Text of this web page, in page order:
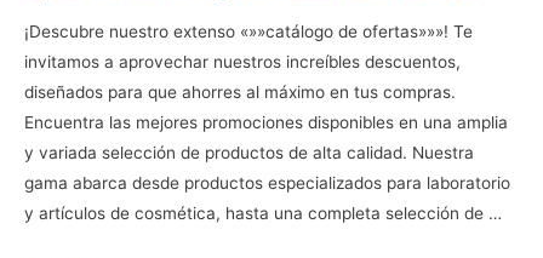
¡Descubre nuestro extenso «»»catálogo de ofertas»»»! Te
invitamos a aprovechar nuestros increíbles descuentos,
diseñados para que ahorres al máximo en tus compras.
Encuentra las mejores promociones disponibles en una amplia
y variada selección de productos de alta calidad. Nuestra
gama abarca desde productos especializados para laboratorio
y artículos de cosmética, hasta una completa selección de …